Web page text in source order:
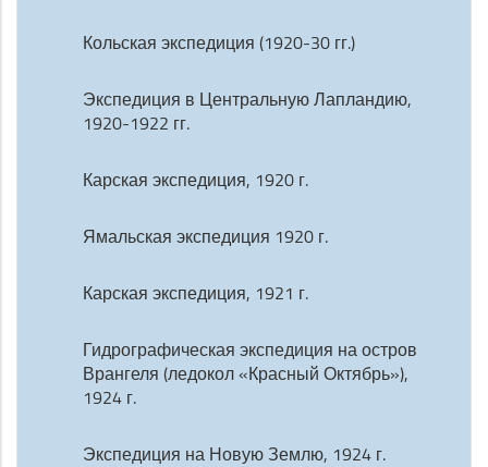
Кольская экспедиция (1920-30 гг.)
Экспедиция в Центральную Лапландию,
1920-1922 гг.
Карская экспедиция, 1920 г.
Ямальская экспедиция 1920 г.
Карская экспедиция, 1921 г.
Гидрографическая экспедиция на остров
Врангеля (ледокол «Красный Октябрь»),
1924 г.
Экспедиция на Новую Землю, 1924 г.